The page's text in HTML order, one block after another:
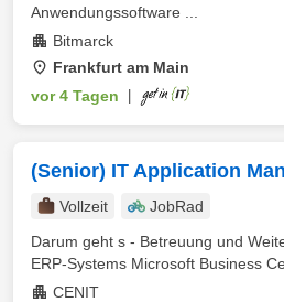
Anwendungssoftware ...
Bitmarck
Frankfurt am Main
vor 4 Tagen
(Senior) IT Application
Vollzeit
JobRad
Darum geht s - Betreuung und
ERP-Systems Microsoft Business
CENIT